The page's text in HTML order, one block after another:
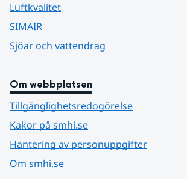
Luftkvalitet
SIMAIR
Sjöar och vattendrag
Om webbplatsen
Tillgänglighetsredogörelse
Kakor på smhi.se
Hantering av personuppgifter
Om smhi.se